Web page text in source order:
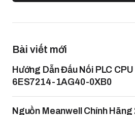
Bài viết mới
Hướng Dẫn Đấu Nối PLC CPU
6ES7214-1AG40-0XB0
Nguồn Meanwell Chính Hãng